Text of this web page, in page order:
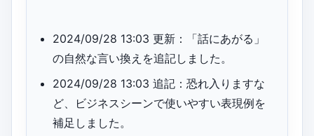
2024/09/28 13:03 更新：「話にあがる」
の自然な言い換えを追記しました。
2024/09/28 13:03 追記：恐れ入りますな
ど、ビジネスシーンで使いやすい表現例を
補足しました。